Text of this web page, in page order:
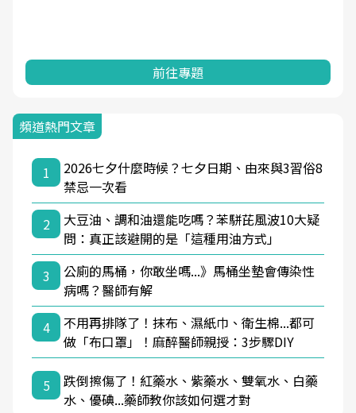
前往專題
頻道熱門文章
1
2026七夕什麼時候？七夕日期、由來與3習俗8
禁忌一次看
2
大豆油、調和油還能吃嗎？苯駢芘風波10大疑
問：真正該避開的是「這種用油方式」
3
公廁的馬桶，你敢坐嗎...》馬桶坐墊會傳染性
病嗎？醫師有解
4
不用再排隊了！抹布、濕紙巾、衛生棉...都可
做「布口罩」！麻醉醫師親授：3步驟DIY
5
跌倒擦傷了！紅藥水、紫藥水、雙氧水、白藥
水、優碘...藥師教你該如何選才對